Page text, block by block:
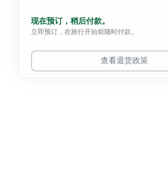
现在预订，稍后付款。
立即预订，在旅行开始前随时付款。
查看退货政策